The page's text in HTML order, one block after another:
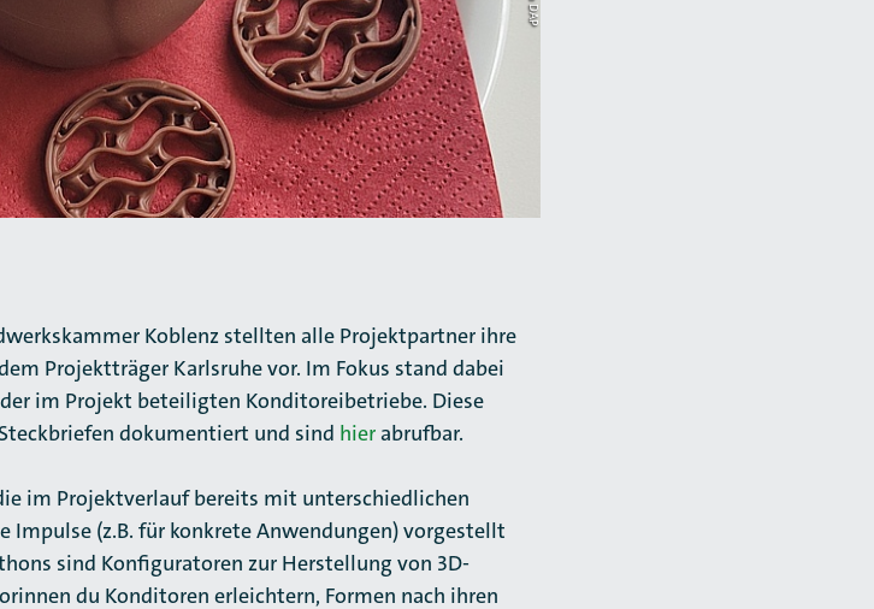
Koblenz stellten alle Projektpartner ihre
Projektträger Karlsruhe vor. Im Fokus stand dabei
im Projekt beteiligten Konditoreibetriebe. Diese
dokumentiert und sind hier abrufbar.
im Projektverlauf bereits mit unterschiedlichen
(z.B. für konkrete Anwendungen) vorgestellt
sind Konfiguratoren zur Herstellung von 3D-
du Konditoren erleichtern, Formen nach ihren